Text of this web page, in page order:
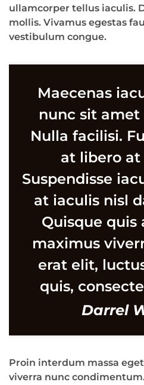
ullamcorper tellus iaculis.
mollis. Vivamus egestas
vestibulum congue.
Maecenas
nunc sit amet
Nulla facilisi.
at libero
Suspendisse
at iaculis nisl
Quisque quis
maximus
erat elit,
quis,
Darrel
Proin interdum massa
viverra nunc